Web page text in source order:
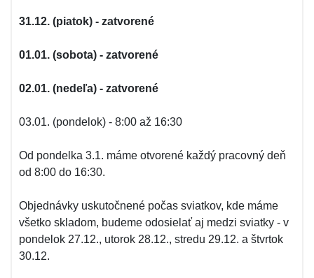
31.12. (piatok) - zatvorené
01.01. (sobota) - zatvorené
02.01. (nedeľa) - zatvorené
03.01. (pondelok) - 8:00 až 16:30
Od pondelka 3.1. máme otvorené každý pracovný deň
od 8:00 do 16:30.
Objednávky uskutočnené počas sviatkov, kde máme
všetko skladom, budeme odosielať aj medzi sviatky - v
pondelok 27.12., utorok 28.12., stredu 29.12. a štvrtok
30.12.